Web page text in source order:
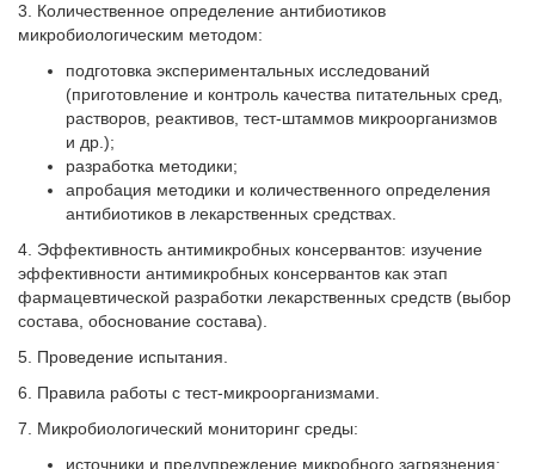
3. Количественное определение антибиотиков
микробиологическим методом:
подготовка экспериментальных исследований
(приготовление и контроль качества питательных сред,
растворов, реактивов, тест-штаммов микроорганизмов
и др.);
разработка методики;
апробация методики и количественного определения
антибиотиков в лекарственных средствах.
4. Эффективность антимикробных консервантов: изучение
эффективности антимикробных консервантов как этап
фармацевтической разработки лекарственных средств (выбор
состава, обоснование состава).
5. Проведение испытания.
6. Правила работы с тест-микро­­орга­­низмами.
7. Микробиологический мониторинг среды:
источники и предупреждение микробного загрязнения;